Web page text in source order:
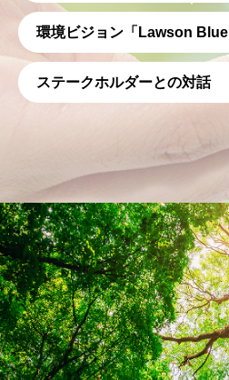
環境ビジョン「Lawson
ステークホルダーとの対話